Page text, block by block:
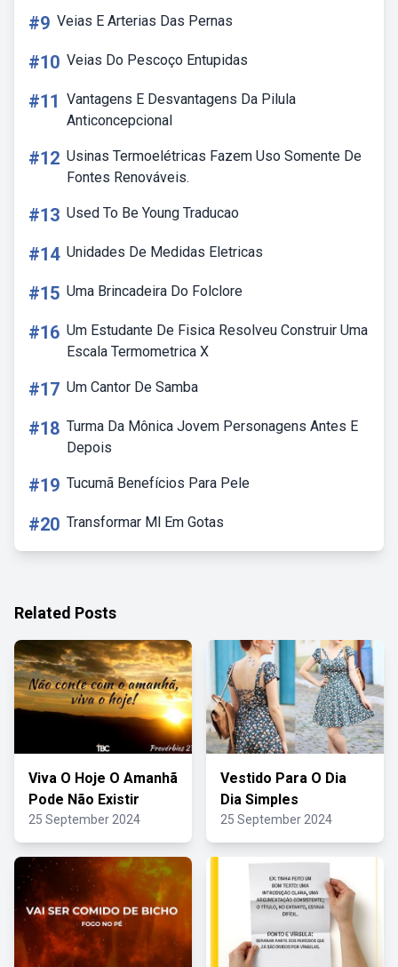
#9 Veias E Arterias Das Pernas
#10 Veias Do Pescoço Entupidas
#11 Vantagens E Desvantagens Da Pilula
Anticoncepcional
#12 Usinas Termoelétricas Fazem Uso Somente De
Fontes Renováveis.
#13 Used To Be Young Traducao
#14 Unidades De Medidas Eletricas
#15 Uma Brincadeira Do Folclore
#16 Um Estudante De Fisica Resolveu Construir Uma
Escala Termometrica X
#17 Um Cantor De Samba
#18 Turma Da Mônica Jovem Personagens Antes E
Depois
#19 Tucumã Benefícios Para Pele
#20 Transformar Ml Em Gotas
Related Posts
Viva O Hoje O Amanhã
Pode Não Existir
25 September 2024
Vestido Para O Dia
Dia Simples
25 September 2024